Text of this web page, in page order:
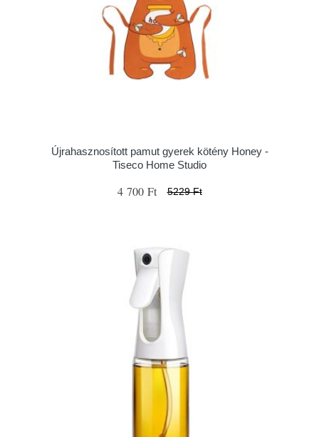
Újrahasznosított pamut gyerek kötény Honey -
Tiseco Home Studio
4 700 Ft 5229 Ft